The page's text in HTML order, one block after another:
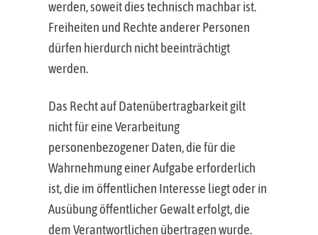
werden, soweit dies technisch machbar ist.
Freiheiten und Rechte anderer Personen
dürfen hierdurch nicht beeinträchtigt
werden.
Das Recht auf Datenübertragbarkeit gilt
nicht für eine Verarbeitung
personenbezogener Daten, die für die
Wahrnehmung einer Aufgabe erforderlich
ist, die im öffentlichen Interesse liegt oder in
Ausübung öffentlicher Gewalt erfolgt, die
dem Verantwortlichen übertragen wurde.